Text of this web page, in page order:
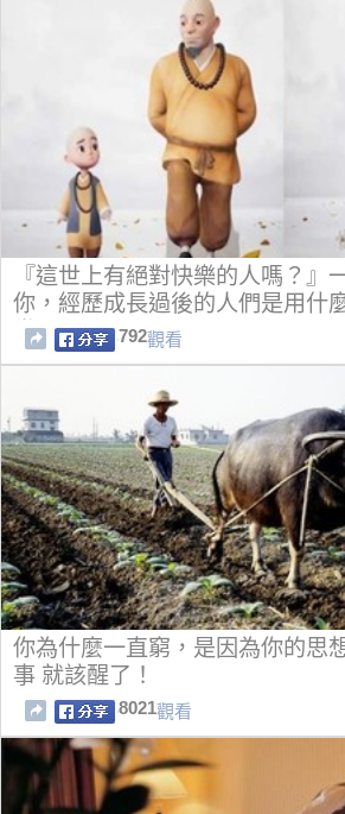
『這世上有絕對快樂的人嗎？』
你，經歷成長過後的人們是用什
世界！
792觀看
你為什麼一直窮，是因為你的思
事 就該醒了！
8021觀看